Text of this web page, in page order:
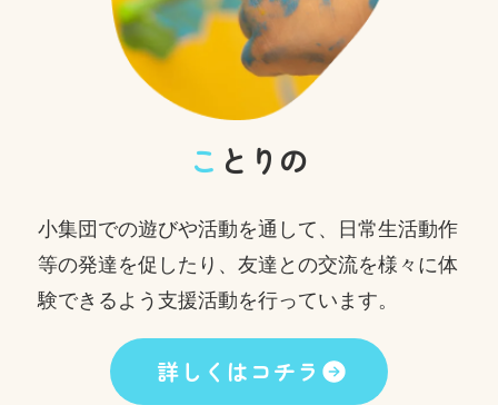
こ とりの
小集団での遊びや活動を通して、日常生活動作
等の発達を促したり、友達との交流を様々に体
験できるよう支援活動を行っています。
詳しくはコチラ